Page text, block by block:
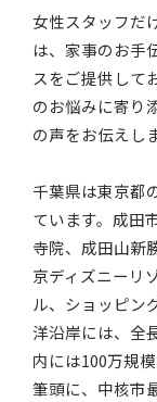
女性スタッフだ
は、家事のお手
スをご提供して
のお悩みに寄り
の声をお伝えし
千葉県は東京都
ています。成田
寺院、成田山新
京ディズニーリ
ル、ショッピン
洋沿岸には、全
内には100万規
筆頭に、中核市